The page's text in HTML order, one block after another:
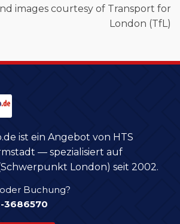
images courtesy of Transport for
London (TfL)
ist ein Angebot von HTS
— spezialisiert auf
London) seit 2002.
Buchung?
3686570